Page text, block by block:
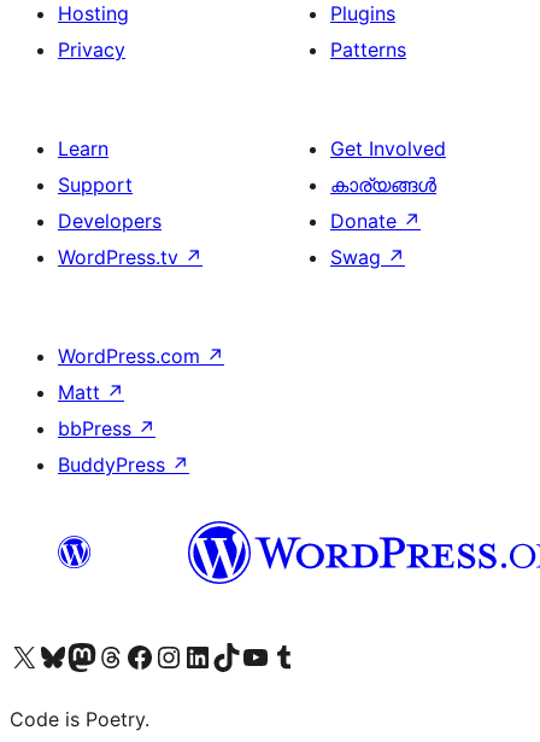
Hosting
Privacy
Plugins
Patterns
Learn
Support
Developers
WordPress.tv ↗
Get Involved
കാര്യങ്ങള്‍
Donate ↗
Swag ↗
WordPress.com ↗
Matt ↗
bbPress ↗
BuddyPress ↗
Visit our X (formerly Twitter) account
ഞങ്ങളുടെ ബ്ലൂസ്കൈ അക്കൗണ്ട് സന്ദർശിക്കുക
Visit our Mastodon account
ഞങ്ങളുടെ ത്രെഡ്സ് അക്കൗണ്ട് സന്ദർശിക്കുക
Visit our Facebook page
Visit our Instagram account
Visit our LinkedIn account
ഞങ്ങളുടെ ടിക് ടോക് അക്കൗണ്ട് സന്ദർശിക്കുക
Visit our YouTube channel
ഞങ്ങളുടെ ടംബ്ലർ അക്കൗണ്ട് സന്ദർശിക്കുക
Code is Poetry.